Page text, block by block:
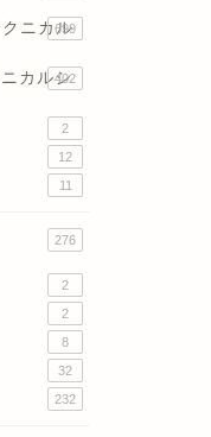
ニカル
699
カルシ
402
2
12
11
276
2
2
8
32
232